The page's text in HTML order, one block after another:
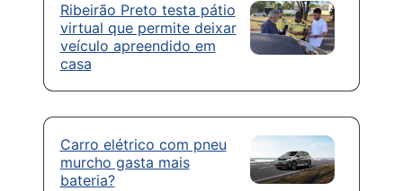
Ribeirão Preto testa pátio
virtual que permite deixar
veículo apreendido em
casa
Carro elétrico com pneu
murcho gasta mais
bateria?